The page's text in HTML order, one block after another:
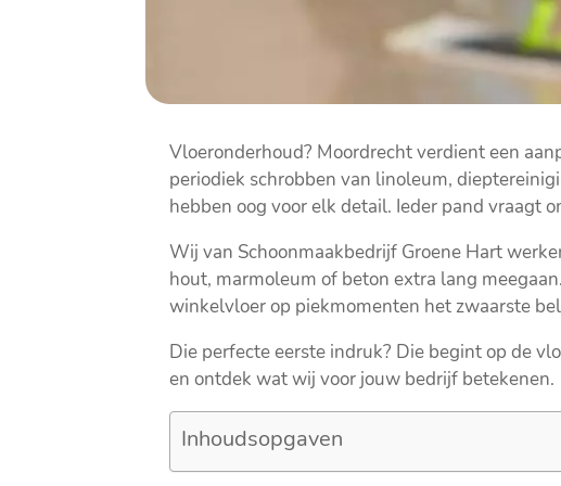
Vloeronderhoud? Moordrecht verdient een
periodiek schrobben van linoleum,
hebben oog voor elk detail. Ieder pand vraagt
Wij van Schoonmaakbedrijf Groene Hart
hout, marmoleum of beton extra lang
winkelvloer op piekmomenten het zwaarste
Die perfecte eerste indruk? Die begint op de
en ontdek wat wij voor jouw bedrijf betekenen.
Inhoudsopgaven